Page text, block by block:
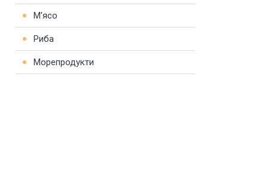
М'ясо
Риба
Морепродукти